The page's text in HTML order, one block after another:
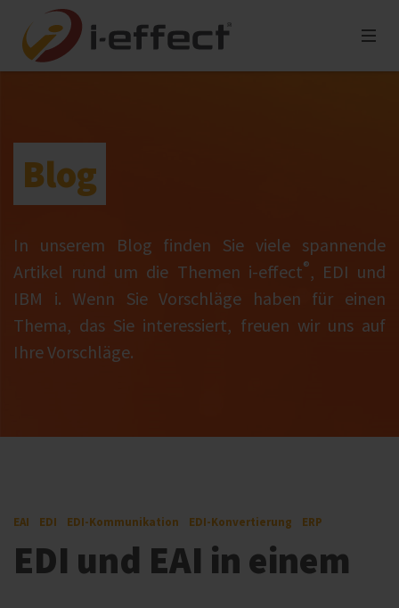
Blog
In unserem Blog finden Sie viele spannende
Artikel rund um die Themen i‑effect®, EDI und
IBM i. Wenn Sie Vorschläge haben für einen
Thema, das Sie interessiert, freuen wir uns auf
Ihre Vorschläge.
EAI EDI EDI-Kommunikation EDI-Konvertierung ERP
EDI und EAI in einem